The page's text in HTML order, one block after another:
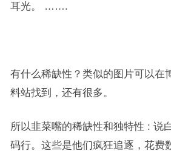
耳光。 …….
有什么稀缺性？类似的图片可以在
料站找到，还有很多。
所以韭菜嘴的稀缺性和独特性 : 说
码行。这些是他们疯狂追逐，花费